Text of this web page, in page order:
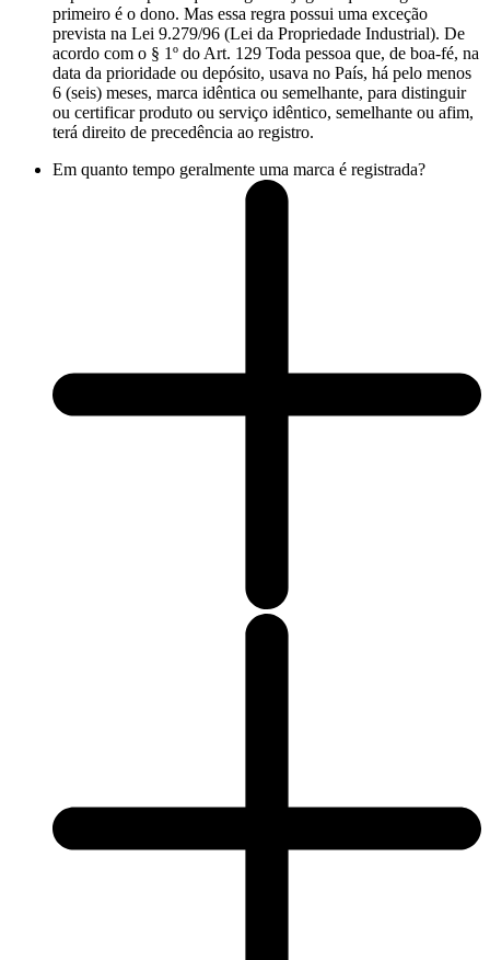
primeiro é o dono. Mas essa regra possui uma exceção
prevista na Lei 9.279/96 (Lei da Propriedade Industrial). De
acordo com o § 1º do Art. 129 Toda pessoa que, de boa-fé, na
data da prioridade ou depósito, usava no País, há pelo menos
6 (seis) meses, marca idêntica ou semelhante, para distinguir
ou certificar produto ou serviço idêntico, semelhante ou afim,
terá direito de precedência ao registro.
Em quanto tempo geralmente uma marca é registrada?